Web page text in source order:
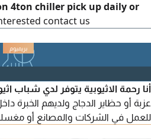
4ton chiller pick up daily or
contact us
أنا رحمة الاثيوبية يتوفر لدي شباب
عزبة أو حظاير الدجاج ولديهم الخبرة
للعمل في الشركات والمصانع أو